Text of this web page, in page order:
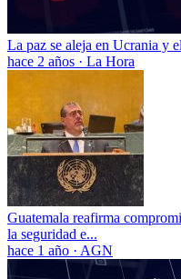
La paz se aleja en Ucrania y
hace 2 años · La Hora
Guatemala reafirma
la seguridad e...
hace 1 año · AGN